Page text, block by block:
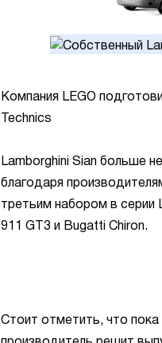
Компания LEGO
Technics
Lamborghini Sian больше
благодаря
третьим набором в
911 GT3 и Bugatti Chiron.
Стоит отметить, что